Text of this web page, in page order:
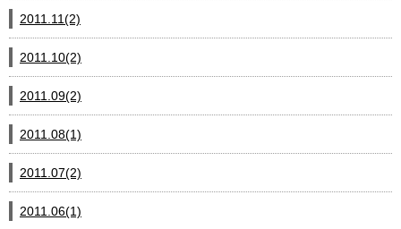
2011.11(2)
2011.10(2)
2011.09(2)
2011.08(1)
2011.07(2)
2011.06(1)